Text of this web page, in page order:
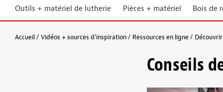
Outils + matériel de lutherie Pièces + matériel Bois de
Accueil Vidéos + sources d’inspiration Ressources en ligne
Conseils